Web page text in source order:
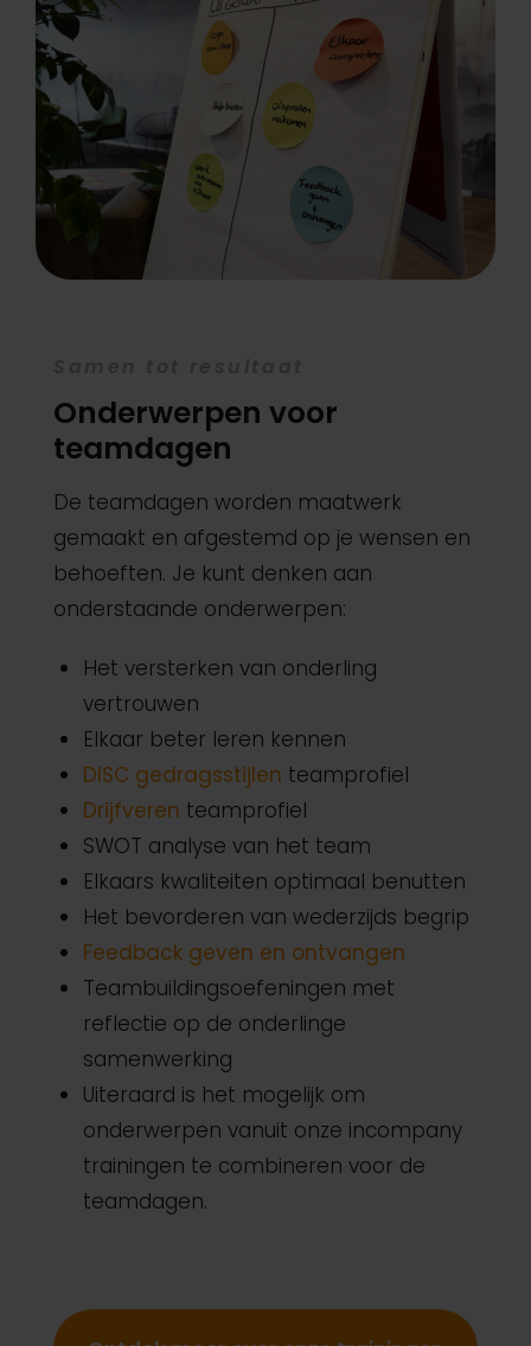
Onderwerpen voor
teamdagen
De teamdagen worden maatwerk
gemaakt en afgestemd op je wensen en
behoeften. Je kunt denken aan
onderstaande onderwerpen:
Het versterken van onderling
vertrouwen
Elkaar beter leren kennen
DISC gedragsstijlen teamprofiel
Drijfveren teamprofiel
SWOT analyse van het team
Elkaars kwaliteiten optimaal benutten
Het bevorderen van wederzijds begrip
Feedback geven en ontvangen
Teambuildingsoefeningen met
reflectie op de onderlinge
samenwerking
Uiteraard is het mogelijk om
onderwerpen vanuit onze incompany
trainingen te combineren voor de
teamdagen.